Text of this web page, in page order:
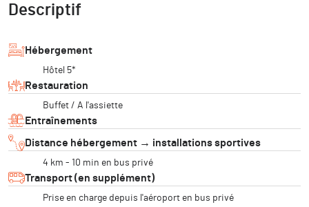
Descriptif
Hébergement
Hôtel 5*
Restauration
Buffet / A l'assiette
Entraînements
Distance hébergement → installations sportives
4 km - 10 min en bus privé
Transport (en supplément)
Prise en charge depuis l'aéroport en bus privé